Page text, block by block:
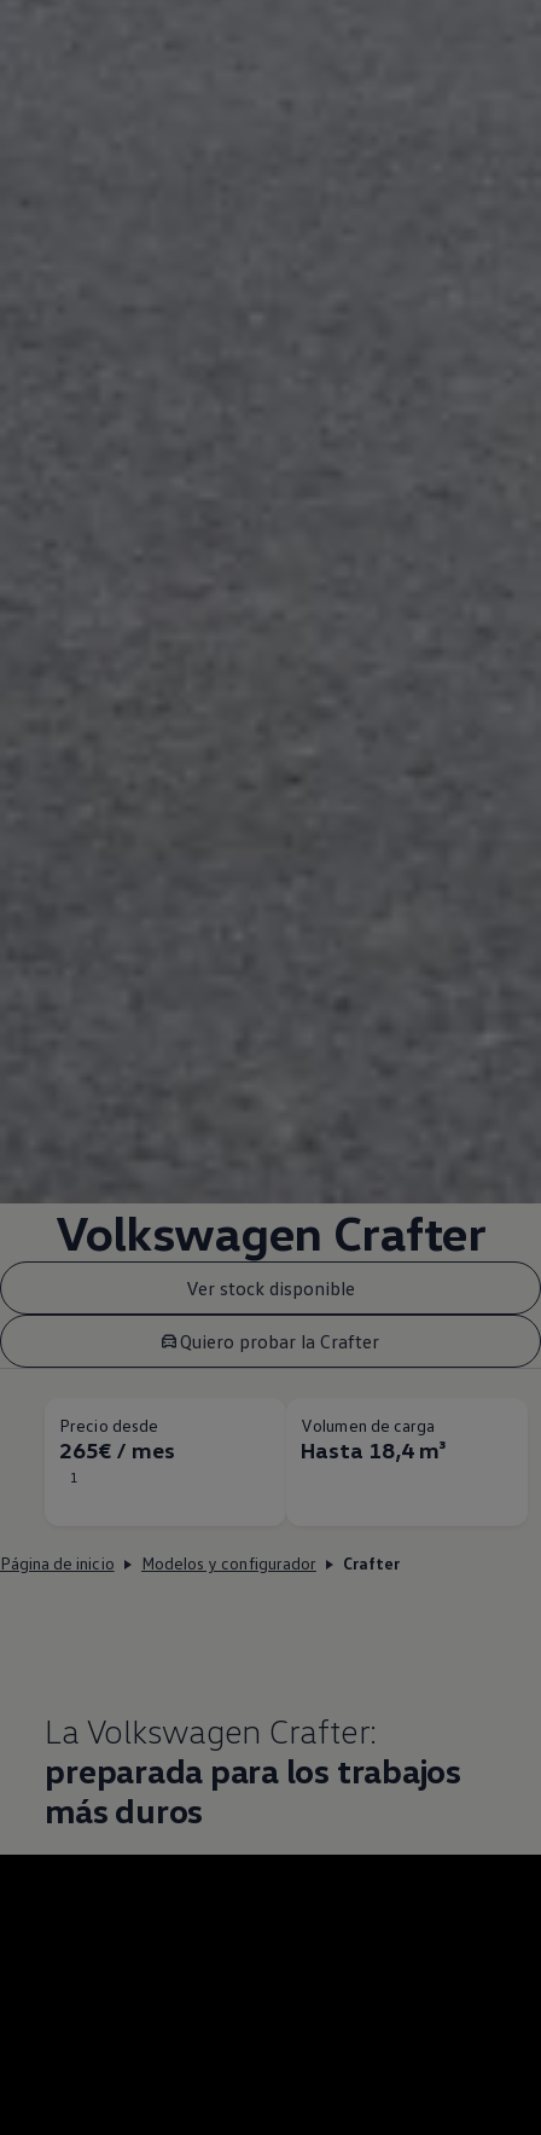
Volkswagen Crafter
Ver stock disponible
Quiero probar la Crafter
Precio desde
265€ / mes
1
Volumen de carga
Hasta 18,4 m³
Página de inicio Modelos y configurador Crafter
La Volkswagen Crafter:
preparada para los trabajos
más duros